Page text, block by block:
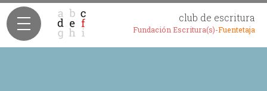
club de escritura
Fundación Escritura(s)-Fuentetaja